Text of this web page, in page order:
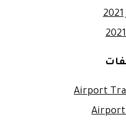
Airport
Airport